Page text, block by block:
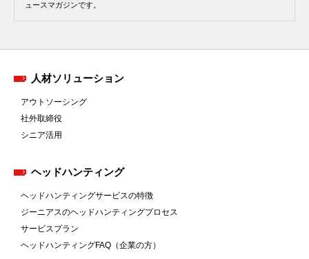
ュースマガジンです。
人材ソリューション
アウトソーシング
社外取締役
シニア活用
ヘッドハンティング
ヘッドハンティングサービスの特徴
ジーニアスのヘッドハンティングプロセス
サービスプラン
ヘッドハンティングFAQ（企業の方）